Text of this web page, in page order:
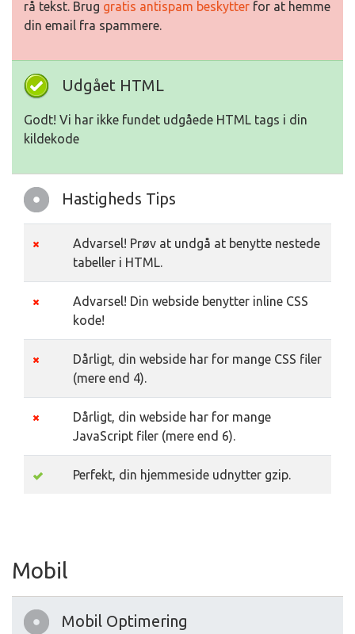
rå tekst. Brug gratis antispam beskytter for at hemme
din email fra spammere.
Udgået HTML
Godt! Vi har ikke fundet udgåede HTML tags i din
kildekode
Hastigheds Tips
Advarsel! Prøv at undgå at benytte nestede
tabeller i HTML.
Advarsel! Din webside benytter inline CSS
kode!
Dårligt, din webside har for mange CSS filer
(mere end 4).
Dårligt, din webside har for mange
JavaScript filer (mere end 6).
Perfekt, din hjemmeside udnytter gzip.
Mobil
Mobil Optimering